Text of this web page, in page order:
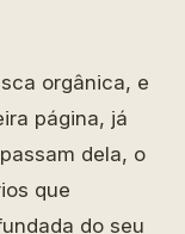
orgânica, e
página, já
dela, o
que
do seu